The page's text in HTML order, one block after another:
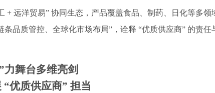
+ 远洋贸易” 协同生态，产品覆盖食品、制药、日化等多领
品质管控、全球化市场布局”，诠释 “优质供应商” 的责任
力舞台多维亮剑
“优质供应商” 担当